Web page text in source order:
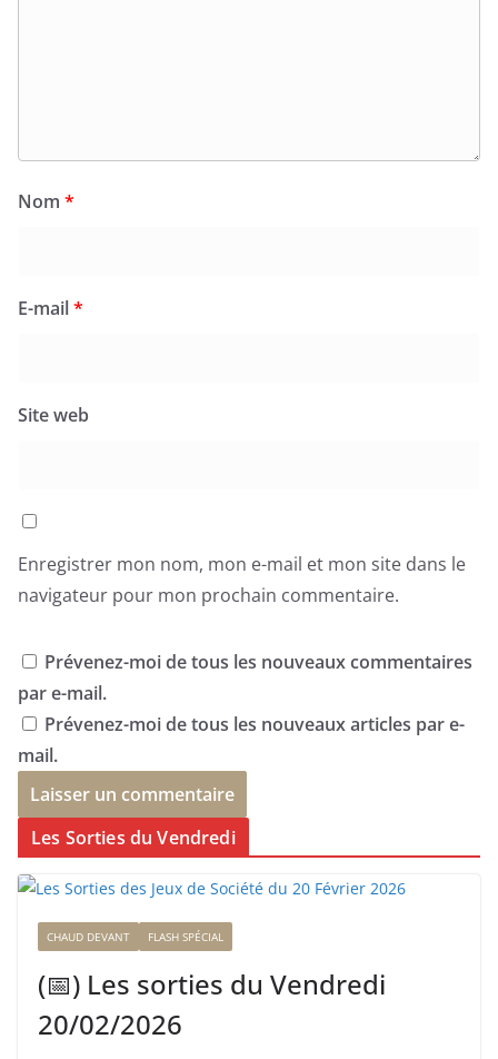
Nom *
E-mail*
Site web
Enregistrer mon nom, mon e-mail et mon site dans le
navigateur pour mon prochain commentaire.
Prévenez-moi de tous les nouveaux commentaires
par e-mail.
Prévenez-moi de tous les nouveaux articles par e-
mail.
Les Sorties du Vendredi
CHAUD DEVANT FLASH SPÉCIAL
(📅) Les sorties du Vendredi
20/02/2026